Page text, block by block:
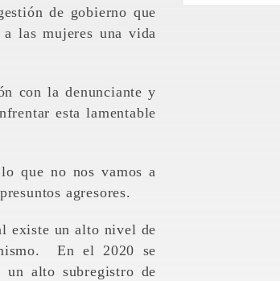
de gobierno que
las mujeres una vida
con la denunciante y
esta lamentable
que no nos vamos a
agresores.
existe un alto nivel de
En el 2020 se
un alto subregistro de